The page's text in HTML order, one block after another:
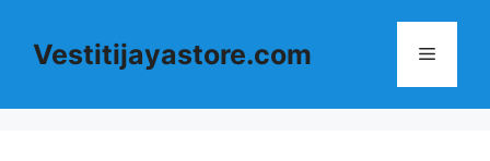
Vestitijayastore.com Menu